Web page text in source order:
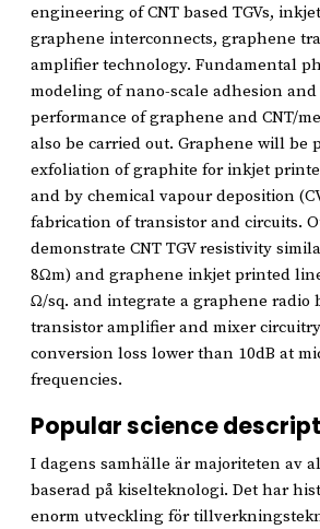
engineering of CNT based TGVs,
graphene interconnects, graphene
amplifier technology. Fundamental
modeling of nano-scale adhesion
performance of graphene and CNT/
also be carried out. Graphene will be
exfoliation of graphite for inkjet
and by chemical vapour deposition
fabrication of transistor and circuits.
demonstrate CNT TGV resistivity
8Ωm) and graphene inkjet printed
Ω/sq. and integrate a graphene radio
transistor amplifier and mixer
conversion loss lower than 10dB at
frequencies.
Popular science
I dagens samhälle är majoriteten av
baserad på kiselteknologi. Det har
enorm utveckling för